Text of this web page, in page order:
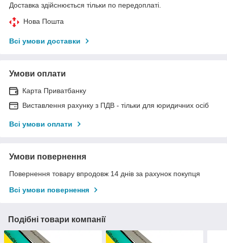
Доставка здійснюється тільки по передоплаті.
Нова Пошта
Всі умови доставки
Умови оплати
Карта Приватбанку
Виставлення рахунку з ПДВ - тільки для юридичних осіб
Всі умови оплати
Умови повернення
Повернення товару впродовж 14 днів за рахунок покупця
Всі умови повернення
Подібні товари компанії